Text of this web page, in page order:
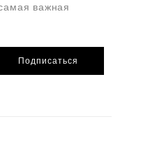
важная
Подписаться